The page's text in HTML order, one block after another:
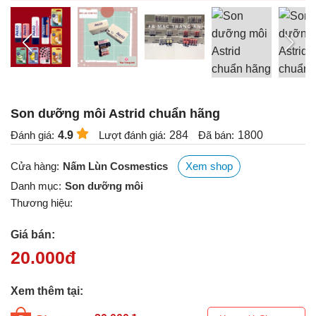
Son dưỡng môi Astrid chuẩn hãng
Đánh giá: 4.9 Lượt đánh giá: 284 Đã bán: 1800
Cửa hàng: Nấm Lùn Cosmestics
Xem shop
Danh mục: Son dưỡng môi
Thương hiệu:
Giá bán:
20.000đ
Xem thêm tại: